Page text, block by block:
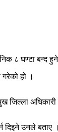
८ घण्टा बन्द
गरेको हो ।
अधिकारी
गर्न दिइने उनले